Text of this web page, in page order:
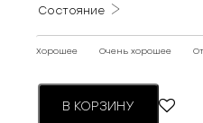
Состояние
Хорошее Очень хорошее
В КОРЗИНУ